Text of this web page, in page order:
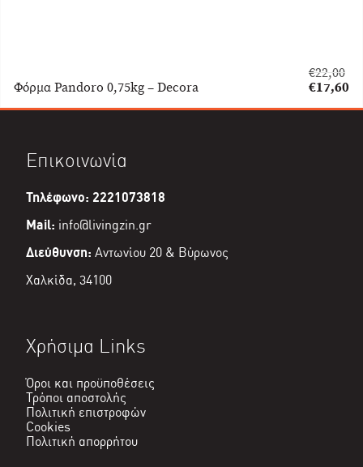
Φόρμα Pandoro 0,75kg – Decora
€22,00
Original
was:
€17,60
τρέχουσα
Επικοινωνία
Τηλέφωνο: 2221073818
Mail: info@livingzin.gr
Διεύθυνση: Αντωνίου 20 & Βύρωνος
Χαλκίδα, 34100
Χρήσιμα Links
Όροι και προϋποθέσεις
Τρόποι αποστολής
Πολιτική επιστροφών
Cookies
Πολιτική απορρήτου